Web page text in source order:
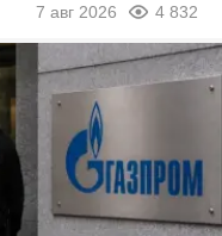
7 авг 2026 4 832